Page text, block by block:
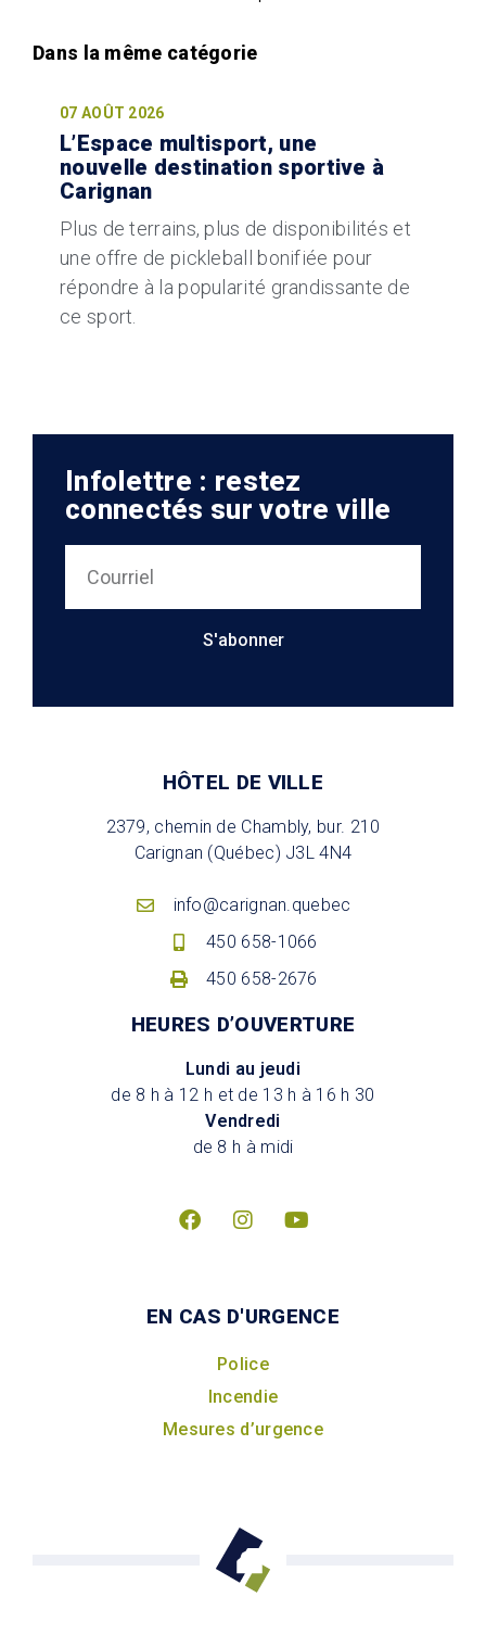
07 AOÛT 2026
L’Espace multisport, une
nouvelle destination sportive à
Carignan
Plus de terrains, plus de disponibilités et
une offre de pickleball bonifiée pour
répondre à la popularité grandissante de
ce sport.
Infolettre : restez
connectés sur votre ville
S'abonner
HÔTEL DE VILLE
2379, chemin de Chambly, bur. 210
Carignan (Québec) J3L 4N4
info@carignan.quebec
450 658-1066
450 658-2676
HEURES D’OUVERTURE
Lundi au jeudi
de 8 h à 12 h et de 13 h à 16 h 30
Vendredi
de 8 h à midi
EN CAS D'URGENCE
Police
Incendie
Mesures d’urgence